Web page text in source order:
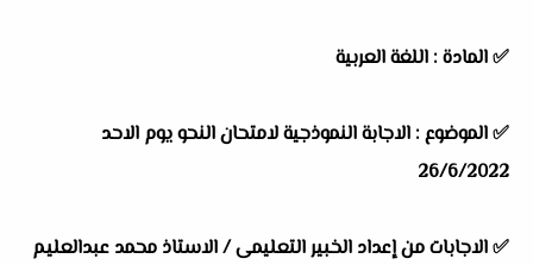
✅المادة : اللغة العربية
✅الموضوع : الاجابة النموذجية لامتحان النحو يوم الاحد
26/6/2022
✅الاجابات من إعداد الخبير التعليمى / الاستاذ محمد عبدالعليم